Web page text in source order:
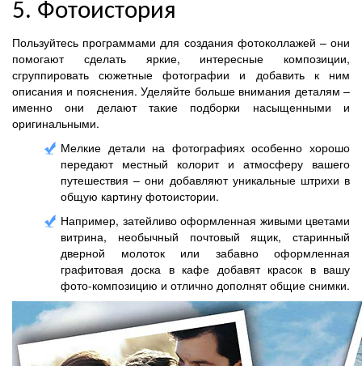
5. Фотоистория
Пользуйтесь программами для создания фотоколлажей – они
помогают сделать яркие, интересные композиции,
сгруппировать сюжетные фотографии и добавить к ним
описания и пояснения. Уделяйте больше внимания деталям –
именно они делают такие подборки насыщенными и
оригинальными.
Мелкие детали на фотографиях особенно хорошо
передают местный колорит и атмосферу вашего
путешествия – они добавляют уникальные штрихи в
общую картину фотоистории.
Например, затейливо оформленная живыми цветами
витрина, необычный почтовый ящик, старинный
дверной молоток или забавно оформленная
графитовая доска в кафе добавят красок в вашу
фото-композицию и отлично дополнят общие снимки.